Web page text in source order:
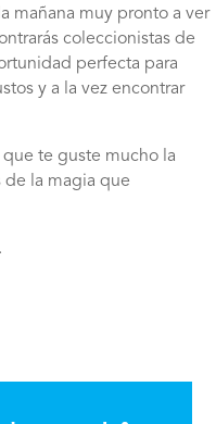
mañana muy pronto a ver
coleccionistas de
perfecta para
y a la vez encontrar
te guste mucho la
de la magia que